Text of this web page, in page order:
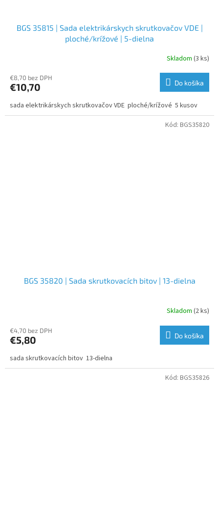
BGS 35815 | Sada elektrikárskych skrutkovačov VDE |
ploché/krížové | 5-dielna
Skladom (3 ks)
€8,70 bez DPH
€10,70 Do košíka
sada elektrikárskych skrutkovačov VDE ploché/krížové 5 kusov
BGS 35820 | Sada skrutkovacích bitov | 13-dielna
Skladom (2 ks)
€4,70 bez DPH
€5,80 Do košíka
sada skrutkovacích bitov 13-dielna
Kód: BGS35820
Kód: BGS35826